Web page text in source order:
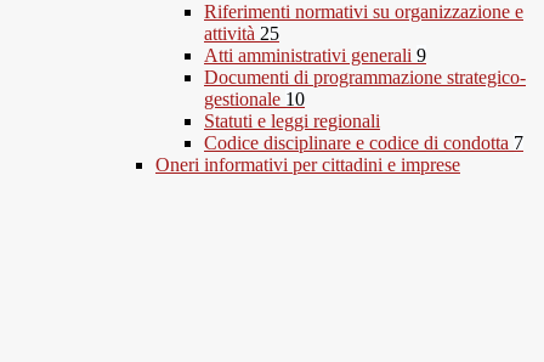
Riferimenti normativi su organizzazione e
attività 25
Atti amministrativi generali 9
Documenti di programmazione strategico-
gestionale 10
Statuti e leggi regionali
Codice disciplinare e codice di condotta 7
Oneri informativi per cittadini e imprese